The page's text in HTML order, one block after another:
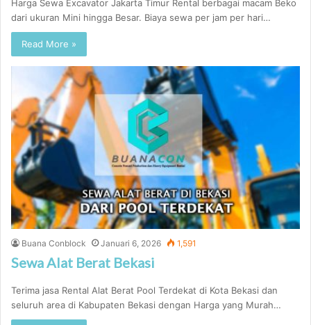
Harga Sewa Excavator Jakarta Timur Rental berbagai macam Beko
dari ukuran Mini hingga Besar. Biaya sewa per jam per hari…
Read More »
Buana Conblock Januari 6, 2026 1,591
Sewa Alat Berat Bekasi
Terima jasa Rental Alat Berat Pool Terdekat di Kota Bekasi dan
seluruh area di Kabupaten Bekasi dengan Harga yang Murah…